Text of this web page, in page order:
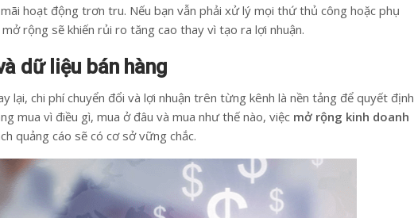
hoạt động trơn tru. Nếu bạn vẫn phải xử lý mọi thứ thủ công hoặc phụ
rộng sẽ khiến rủi ro tăng cao thay vì tạo ra lợi nhuận.
dữ liệu bán hàng
lại, chi phí chuyển đổi và lợi nhuận trên từng kênh là nền tảng để quyết định
mua vì điều gì, mua ở đâu và mua như thế nào, việc mở rộng kinh doanh
quảng cáo sẽ có cơ sở vững chắc.